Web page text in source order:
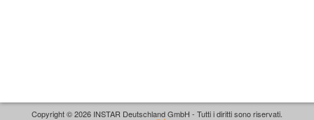
Copyright © 2026 INSTAR Deutschland GmbH - Tutti i diritti sono riservati.